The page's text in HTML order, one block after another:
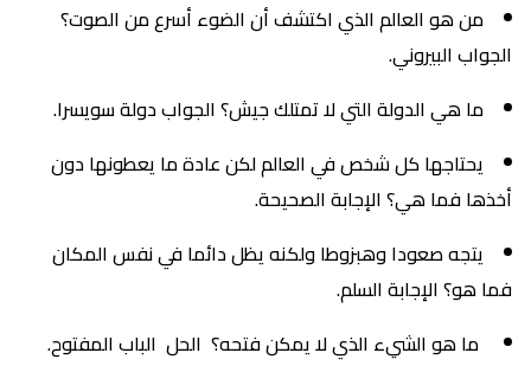
من هو العالم الذي اكتشف أن الضوء أسرع من الصوت؟
الجواب البيروني.
ما هي الدولة التي لا تمتلك جيش؟ الجواب دولة سويسرا.
يحتاجها كل شخص في العالم لكن عادة ما يعطونها دون
أخذها فما هي؟ الإجابة الصحيحة.
يتجه صعودا وهبزوطا ولكنه يظل دائما في نفس المكان
فما هو؟ الإجابة السلم.
ما هو الشيء الذي لا يمكن فتحه؟ الحل الباب المفتوح.